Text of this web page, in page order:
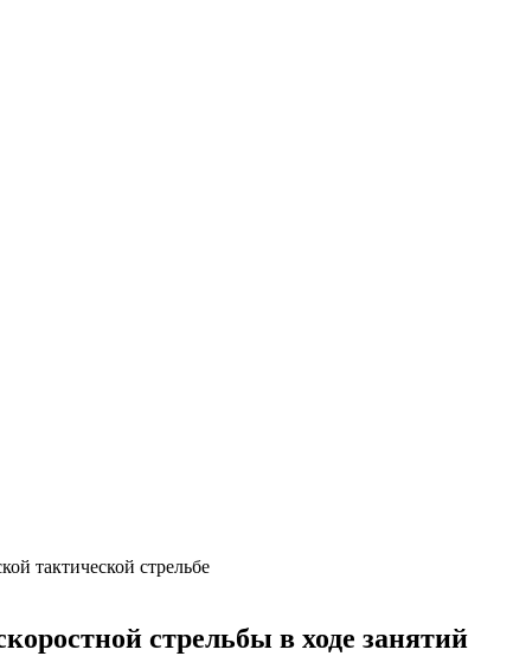
стрельбы в ходе занятий